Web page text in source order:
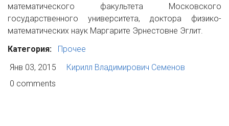
математического факультета Московского
государственного университета, доктора физико-
математических наук Маргарите Эрнестовне Эглит.
Категория:
Прочее
Янв 03, 2015
Кирилл Владимирович Семенов
0 comments